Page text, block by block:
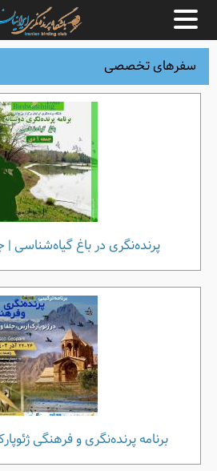
سفرهای تخصصی
پرنده‌نگری در باغ گیاه‌شناسی | جمعه 1
برنامه پرنده‌نگری و فرهنگی ژئوپارک ارس